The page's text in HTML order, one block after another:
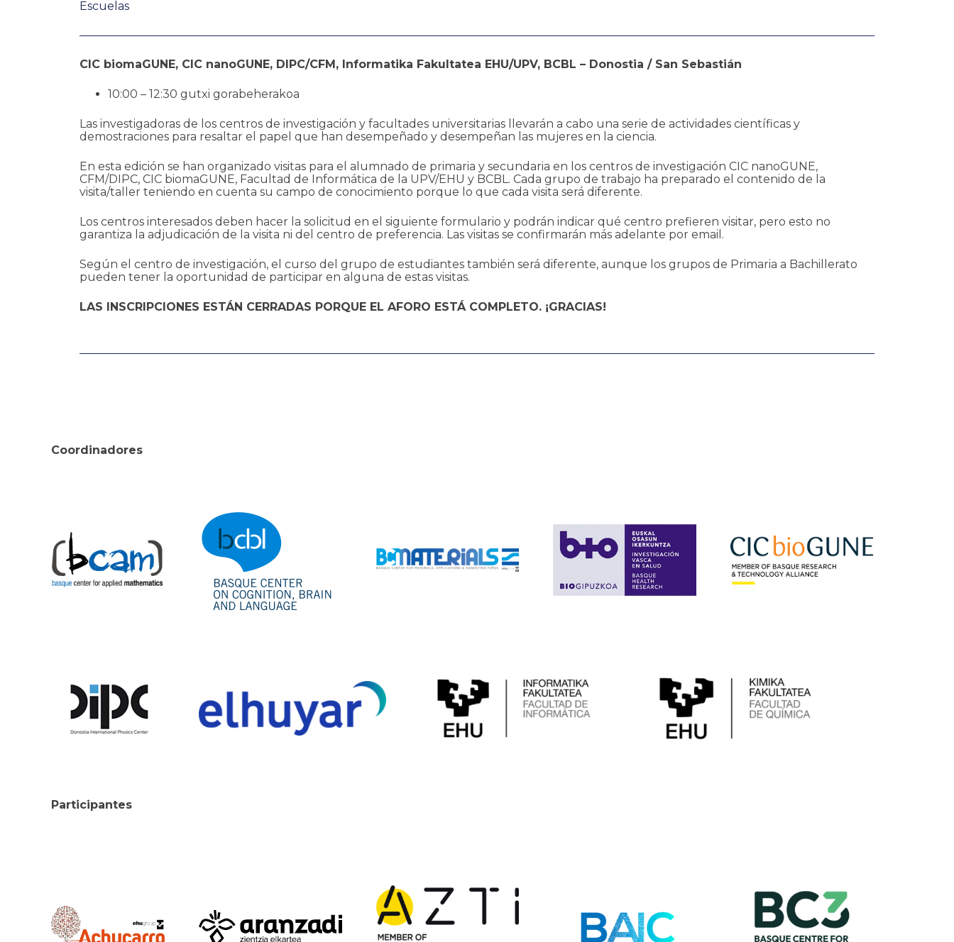
Escuelas
CIC biomaGUNE, CIC nanoGUNE, DIPC/CFM, Informatika Fakultatea EHU/UPV, BCBL – Donostia / San Sebastián
10:00 – 12:30 gutxi gorabeherakoa
Las investigadoras de los centros de investigación y facultades universitarias llevarán a cabo una serie de actividades científicas y
demostraciones para resaltar el papel que han desempeñado y desempeñan las mujeres en la ciencia.
En esta edición se han organizado visitas para el alumnado de primaria y secundaria en los centros de investigación CIC nanoGUNE,
CFM/DIPC, CIC biomaGUNE, Facultad de Informática de la UPV/EHU y BCBL. Cada grupo de trabajo ha preparado el contenido de la
visita/taller teniendo en cuenta su campo de conocimiento porque lo que cada visita será diferente.
Los centros interesados deben hacer la solicitud en el siguiente formulario y podrán indicar qué centro prefieren visitar, pero esto no
garantiza la adjudicación de la visita ni del centro de preferencia. Las visitas se confirmarán más adelante por email.
Según el centro de investigación, el curso del grupo de estudiantes también será diferente, aunque los grupos de Primaria a Bachillerato
pueden tener la oportunidad de participar en alguna de estas visitas.
LAS INSCRIPCIONES ESTÁN CERRADAS PORQUE EL AFORO ESTÁ COMPLETO. ¡GRACIAS!
Coordinadores
Participantes